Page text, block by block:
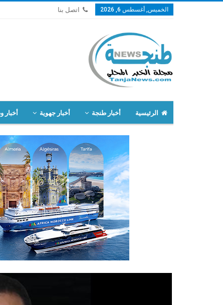
الخميس, أغسطس 6, 2026 اتصل بنا
الرئيسية أخبار طنجة أخبار جهوية أخبار